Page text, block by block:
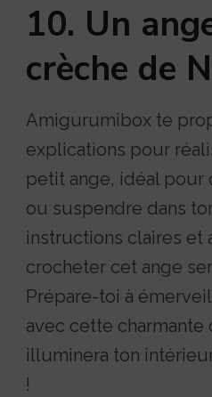
10. Un
crèche de
Amigurumibox te
explications pour
petit ange, idéal pour
ou suspendre dans
instructions claires et
crocheter cet ange
Prépare-toi à
avec cette charmante
illuminera ton
!